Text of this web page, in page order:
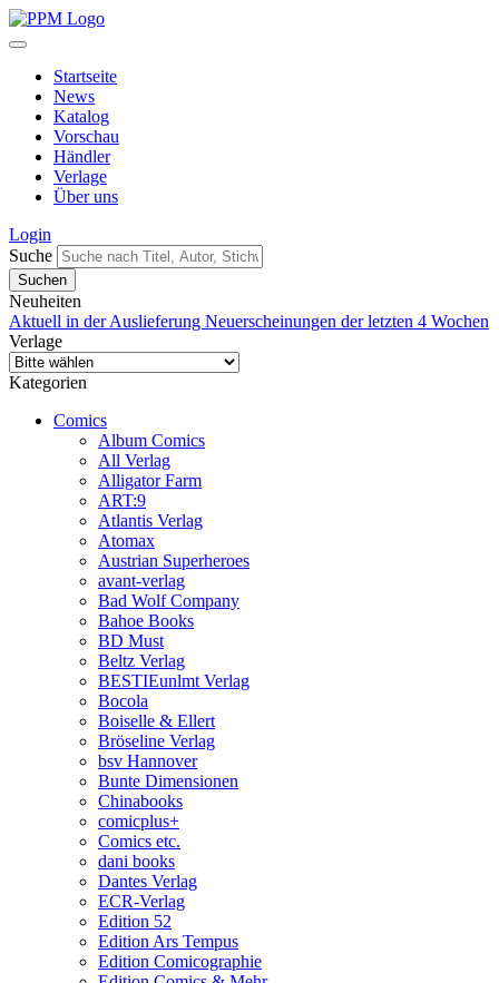
Startseite
News
Katalog
Vorschau
Händler
Verlage
Über uns
Login
Suche
Neuheiten
Aktuell in der Auslieferung Neuerscheinungen der letzten 4 Wochen
Verlage
Kategorien
Comics
Album Comics
All Verlag
Alligator Farm
ART:9
Atlantis Verlag
Atomax
Austrian Superheroes
avant-verlag
Bad Wolf Company
Bahoe Books
BD Must
Beltz Verlag
BESTIEunlmt Verlag
Bocola
Boiselle & Ellert
Bröseline Verlag
bsv Hannover
Bunte Dimensionen
Chinabooks
comicplus+
Comics etc.
dani books
Dantes Verlag
ECR-Verlag
Edition 52
Edition Ars Tempus
Edition Comicographie